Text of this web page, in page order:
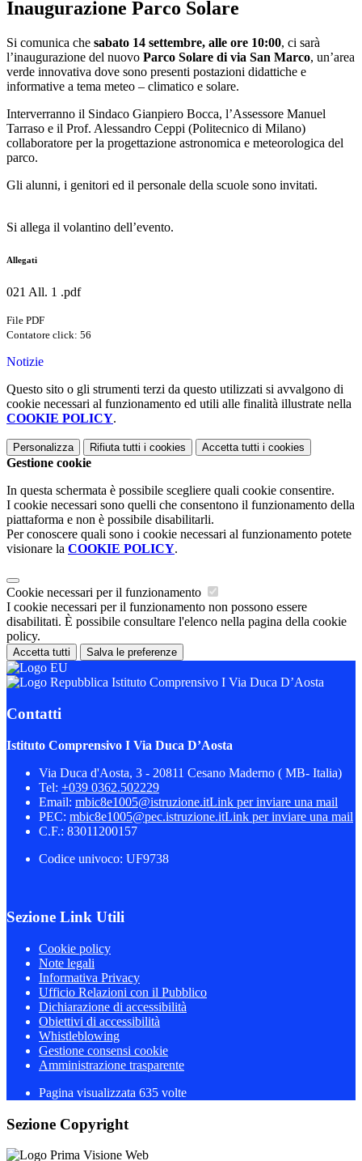
Inaugurazione Parco Solare
Si comunica che sabato 14 settembre, alle ore 10:00, ci sarà
l’inaugurazione del nuovo Parco Solare di via San Marco, un’area
verde innovativa dove sono presenti postazioni didattiche e
informative a tema meteo – climatico e solare.
Interverranno il Sindaco Gianpiero Bocca, l’Assessore Manuel
Tarraso e il Prof. Alessandro Ceppi (Politecnico di Milano)
collaboratore per la progettazione astronomica e meteorologica del
parco.
Gli alunni, i genitori ed il personale della scuole sono invitati.
Si allega il volantino dell’evento.
Allegati
021 All. 1 .pdf
File PDF
Contatore click: 56
Notizie
Questo sito o gli strumenti terzi da questo utilizzati si avvalgono di
cookie necessari al funzionamento ed utili alle finalità illustrate nella
COOKIE POLICY.
Personalizza Rifiuta tutti i cookies Accetta tutti i cookies
Gestione cookie
In questa schermata è possibile scegliere quali cookie consentire.
I cookie necessari sono quelli che consentono il funzionamento della
piattaforma e non è possibile disabilitarli.
Per conoscere quali sono i cookie necessari al funzionamento potete
visionare la COOKIE POLICY.
Cookie necessari per il funzionamento
I cookie necessari per il funzionamento non possono essere
disabilitati. È possibile consultare l'elenco nella pagina della cookie
policy.
Accetta tutti Salva le preferenze
Istituto Comprensivo I Via Duca D’Aosta
Contatti
Istituto Comprensivo I Via Duca D’Aosta
Via Duca d'Aosta, 3 - 20811 Cesano Maderno ( MB- Italia)
Tel: +039 0362.502229
Email: mbic8e1005@istruzione.itLink per inviare una mail
PEC: mbic8e1005@pec.istruzione.itLink per inviare una mail
C.F.: 83011200157
Codice univoco: UF9738
Sezione Link Utili
Cookie policy
Note legali
Informativa Privacy
Ufficio Relazioni con il Pubblico
Dichiarazione di accessibilità
Obiettivi di accessibilità
Whistleblowing
Gestione consensi cookie
Amministrazione trasparente
Pagina visualizzata 635 volte
Sezione Copyright